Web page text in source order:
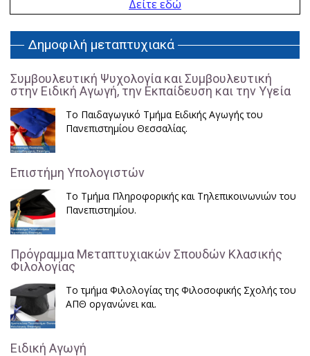
Δείτε εδώ
Δημοφιλή μεταπτυχιακά
Συμβουλευτική Ψυχολογία και Συμβουλευτική
στην Ειδική Αγωγή, την Εκπαίδευση και την Υγεία
Το Παιδαγωγικό Τμήμα Ειδικής Αγωγής του
Πανεπιστημίου Θεσσαλίας.
Επιστήμη Υπολογιστών
Το Τμήμα Πληροφορικής και Τηλεπικοινωνιών του
Πανεπιστημίου.
Πρόγραμμα Μεταπτυχιακών Σπουδών Κλασικής
Φιλολογίας
Το τμήμα Φιλολογίας της Φιλοσοφικής Σχολής του
ΑΠΘ οργανώνει και.
Ειδική Αγωγή